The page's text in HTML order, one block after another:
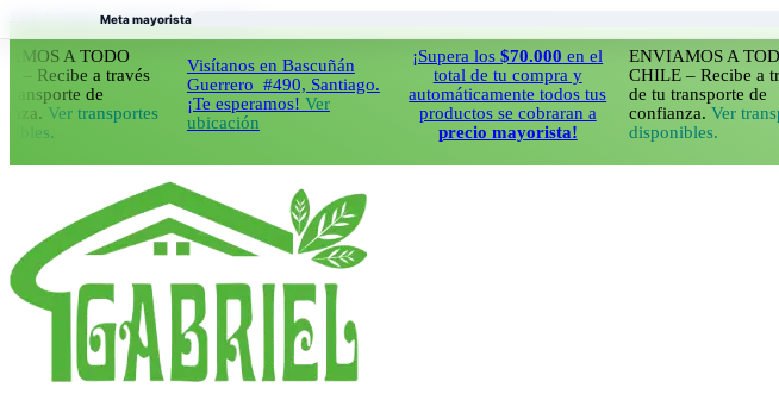
Saltar al contenido principal Saltar al pie de página
A TODO
a través
de
Ver transportes
Visítanos en Bascuñán
Guerrero #490, Santiago.
¡Te esperamos!Ver
ubicación
¡Supera los$70.000en el
total de tu compra y
automáticamente todos tus
productos se cobraran a
precio mayorista!
ENVIAMOS A TODO
CHILE – Recibe a través
de tu transporte de
confianza.Ver transportes
disponibles.
Meta mayorista